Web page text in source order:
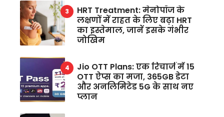
HRT Treatment: मेनोपॉज के
लक्षणों में राहत के लिए बढ़ा HRT
का इस्तेमाल, जानें इसके गंभीर
जोखिम
Jio OTT Plans: एक रिचार्ज में 15
OTT ऐप्स का मजा, 365GB डेटा
और अनलिमिटेड 5G के साथ नए
प्लान